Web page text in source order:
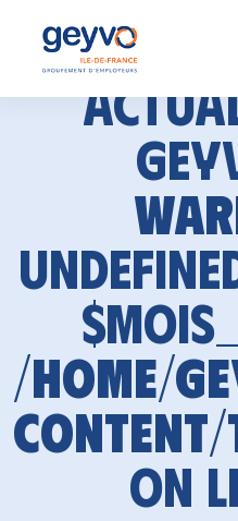
/home/
content/
on